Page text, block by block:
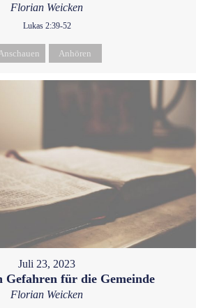
Florian Weicken
Lukas 2:39-52
Anhören
Juli 23, 2023
Gefahren für die Gemeinde
Florian Weicken